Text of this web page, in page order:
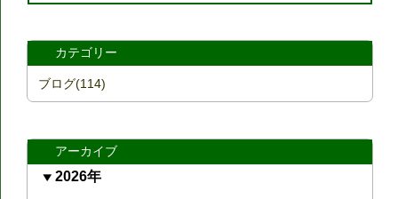
カテゴリー
ブログ(114)
アーカイブ
2026年